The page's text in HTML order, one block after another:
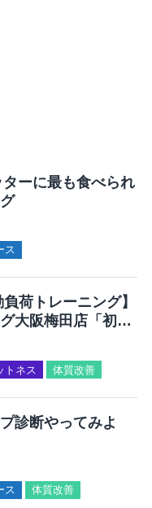
ーに最も食べられ
ス
負荷トレーニング】
大阪梅田店「初動
が体験できる」
トネス 体質改善
診断やってみよ
ス 体質改善